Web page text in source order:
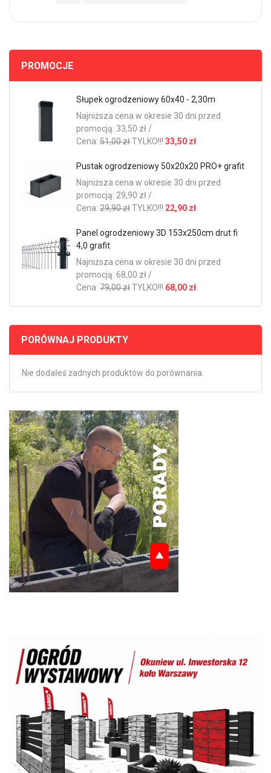
PROMOCJE
Słupek ogrodzeniowy 60x40 - 2,30m
Najniższa cena w okresie 30 dni przed
promocją: 33,50 zł /
Cena: 51,00 złTYLKO!!! 33,50 zł
Pustak ogrodzeniowy 50x20x20 PRO+ grafit
Najniższa cena w okresie 30 dni przed
promocją: 29,90 zł /
Cena: 29,90 złTYLKO!!! 22,90 zł
Panel ogrodzeniowy 3D 153x250cm drut fi
4,0 grafit
Najniższa cena w okresie 30 dni przed
promocją: 68,00 zł /
Cena: 79,00 złTYLKO!!! 68,00 zł
PORÓWNAJ PRODUKTY
Nie dodałeś żadnych produktów do porównania.